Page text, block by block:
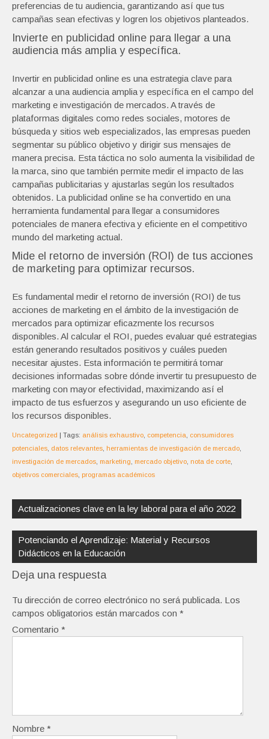
preferencias de tu audiencia, garantizando así que tus
campañas sean efectivas y logren los objetivos planteados.
Invierte en publicidad online para llegar a una
audiencia más amplia y específica.
Invertir en publicidad online es una estrategia clave para
alcanzar a una audiencia amplia y específica en el campo del
marketing e investigación de mercados. A través de
plataformas digitales como redes sociales, motores de
búsqueda y sitios web especializados, las empresas pueden
segmentar su público objetivo y dirigir sus mensajes de
manera precisa. Esta táctica no solo aumenta la visibilidad de
la marca, sino que también permite medir el impacto de las
campañas publicitarias y ajustarlas según los resultados
obtenidos. La publicidad online se ha convertido en una
herramienta fundamental para llegar a consumidores
potenciales de manera efectiva y eficiente en el competitivo
mundo del marketing actual.
Mide el retorno de inversión (ROI) de tus acciones
de marketing para optimizar recursos.
Es fundamental medir el retorno de inversión (ROI) de tus
acciones de marketing en el ámbito de la investigación de
mercados para optimizar eficazmente los recursos
disponibles. Al calcular el ROI, puedes evaluar qué estrategias
están generando resultados positivos y cuáles pueden
necesitar ajustes. Esta información te permitirá tomar
decisiones informadas sobre dónde invertir tu presupuesto de
marketing con mayor efectividad, maximizando así el
impacto de tus esfuerzos y asegurando un uso eficiente de
los recursos disponibles.
Uncategorized | Tags: análisis exhaustivo competencia
consumidores
potenciales datos relevantes herramientas de investigación de mercado
investigación de mercados marketing mercado objetivo nota de corte
objetivos comerciales programas académicos
de
entradas
Actualizaciones clave en la ley laboral para el año 2022
Potenciando el Aprendizaje: Material y Recursos
Didácticos en la Educación
Deja una respuesta
Tu dirección de correo electrónico no será publicada. Los
campos obligatorios están marcados con *
Comentario *
Nombre *